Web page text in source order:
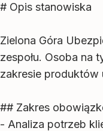
# Opis stanowiska
Zielona Góra
zespołu. Osoba
zakresie produktów
## Zakres
- Analiza potrzeb